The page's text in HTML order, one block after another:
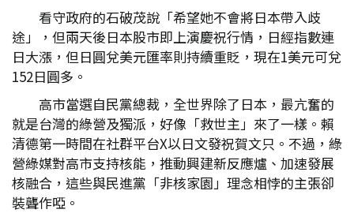
看守政府的石破茂說「希望她不會將日本帶入歧
途」，但兩天後日本股市即上演慶祝行情，日經指數連
日大漲，但日圓兌美元匯率則持續重貶，現在1美元可兌
152日圓多。
高市當選自民黨總裁，全世界除了日本，最亢奮的
就是台灣的綠營及獨派，好像「救世主」來了一樣。賴
清德第一時間在社群平台X以日文發祝賀文只。不過，綠
營綠媒對高市支持核能，推動興建新反應爐、加速發展
核融合，這些與民進黨「非核家園」理念相悖的主張卻
裝聾作啞。